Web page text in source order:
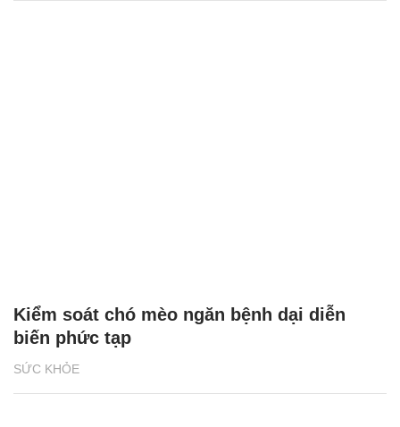
SỨC KHỎE
Kiểm soát chó mèo ngăn bệnh dại diễn
biến phức tạp